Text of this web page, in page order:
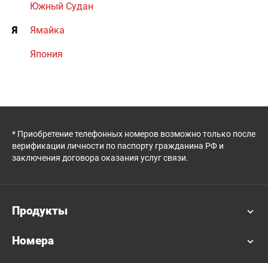
Южный Судан
Я Ямайка
Япония
* Приобретение телефонных номеров возможно только после
верификации личности по паспорту гражданина РФ и
заключения договора оказания услуг связи.
Продукты
Номера